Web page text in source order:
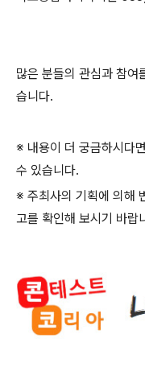
많은 분들의 관심과 참여
습니다.
※ 내용이 더 궁금하시다면
수 있습니다.
※ 주최사의 기획에 의해
고를 확인해 보시기 바랍